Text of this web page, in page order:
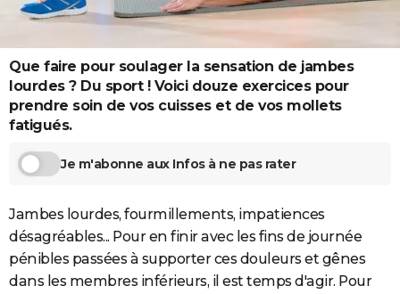
Destinations
City break
Voyage nature
Voyage de noces
Forum
Climat
PHOTO
GUIDES D'ACHAT
BONS PLANS
CARTE DE VOEUX
Carte de Noël
Carte Bonne année
Carte Saint-Valentin
Carte Pâques
Carte d'anniversaire
DICTIONNAIRE
COPAINS D'AVANT
Se connecter
Collèges
Universités
Entreprises
Service militaire
Avis de recherche
AVIS DE DÉCÈS
Que faire pour soulager la sensation de jambes
lourdes ? Du sport ! Voici douze exercices pour
prendre soin de vos cuisses et de vos mollets
fatigués.
Je m'abonne aux Infos à ne pas rater
Jambes lourdes, fourmillements, impatiences
désagréables... Pour en finir avec les fins de journée
pénibles passées à supporter ces douleurs et gênes
dans les membres inférieurs, il est temps d'agir. Pour